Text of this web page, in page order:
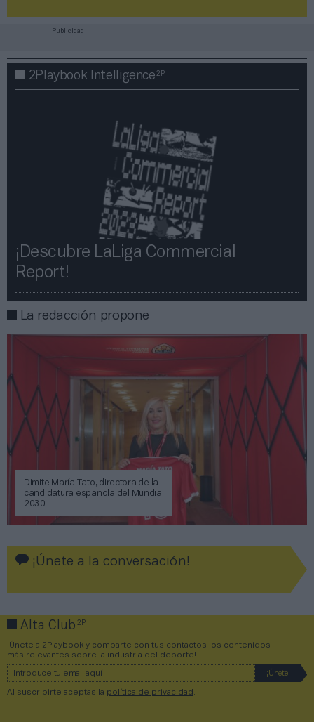
Publicidad
2Playbook Intelligence2P
¡Descubre LaLiga Commercial
Report!​​
La redacción propone
Dimite María Tato, directora de la
candidatura española del Mundial
2030
¡Únete a la conversación!
Alta Club2P
¡Únete a 2Playbook y comparte con tus contactos los contenidos
más relevantes sobre la industria del deporte!
Al suscribirte aceptas la política de privacidad .